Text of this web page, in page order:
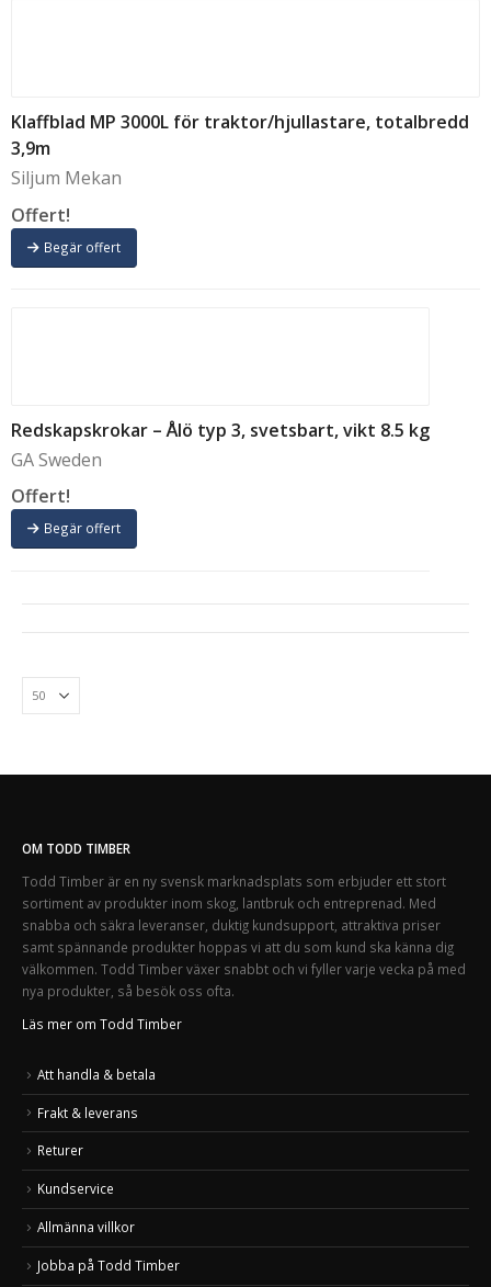
Klaffblad MP 3000L för traktor/hjullastare, totalbredd
3,9m
Siljum Mekan
Offert!
Begär offert
Redskapskrokar – Ålö typ 3, svetsbart, vikt 8.5 kg
GA Sweden
Offert!
Begär offert
OM TODD TIMBER
Todd Timber är en ny svensk marknadsplats som erbjuder ett stort
sortiment av produkter inom skog, lantbruk och entreprenad. Med
snabba och säkra leveranser, duktig kundsupport, attraktiva priser
samt spännande produkter hoppas vi att du som kund ska känna dig
välkommen. Todd Timber växer snabbt och vi fyller varje vecka på med
nya produkter, så besök oss ofta.
Läs mer om Todd Timber
Att handla & betala
Frakt & leverans
Returer
Kundservice
Allmänna villkor
Jobba på Todd Timber